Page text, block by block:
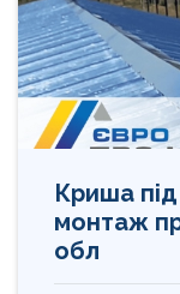
Криша
монтаж
обл